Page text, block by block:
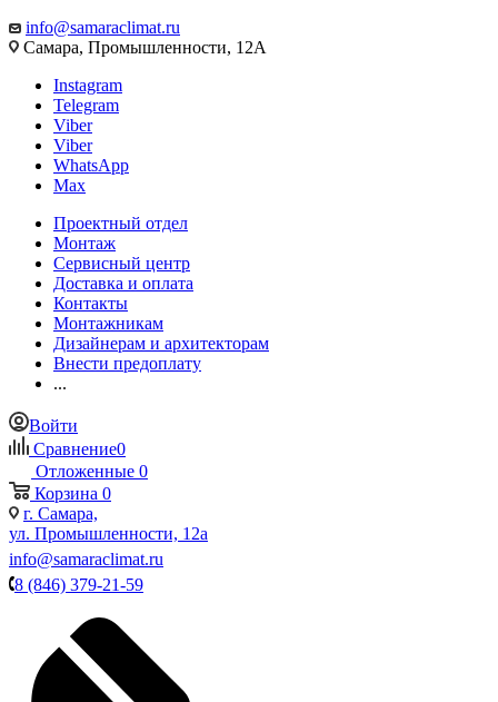
info@samaraclimat.ru
Самара, Промышленности, 12А
Instagram
Telegram
Viber
Viber
WhatsApp
Max
Проектный отдел
Монтаж
Сервисный центр
Доставка и оплата
Контакты
Монтажникам
Дизайнерам и архитекторам
Внести предоплату
...
Войти
Сравнение0
Отложенные 0
Корзина 0
г. Самара,
ул. Промышленности, 12а
info@samaraclimat.ru
8 (846) 379-21-59